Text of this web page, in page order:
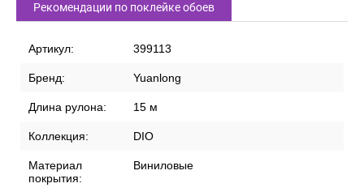
Рекомендации по поклейке обоев
Артикул: 399113
Бренд: Yuanlong
Длина рулона: 15 м
Коллекция: DIO
Материал
покрытия:
Виниловые